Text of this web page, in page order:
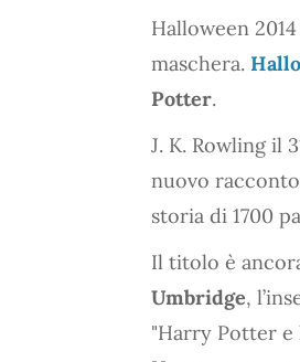
Halloween
maschera.
Potter.
J. K. Rowling il
nuovo
storia di 1700
Il titolo è
Umbridge,
"Harry Potter e